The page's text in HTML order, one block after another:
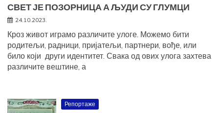
СВЕТ ЈЕ ПОЗОРНИЦА А ЉУДИ СУ ГЛУМЦИ
24.10.2023.
Кроз живот играмо различите улоге. Можемо бити
родитељи, радници, пријатељи, партнери, вође, или
било који други идентитет. Свака од ових улога захтева
различите вештине, а
Репортаже